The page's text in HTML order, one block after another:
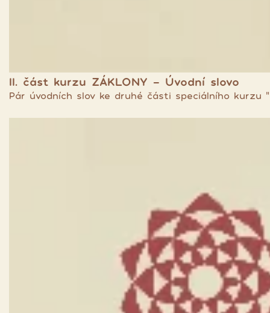
II. část kurzu ZÁKLONY - Úvodní slovo
Pár úvodních slov ke druhé části speciálního kurzu